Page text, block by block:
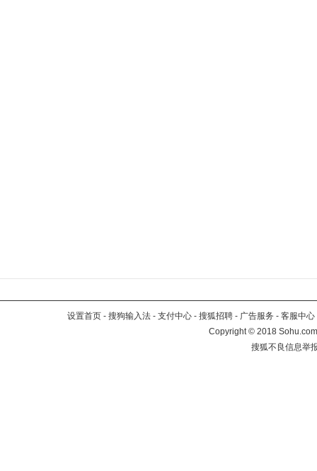
设置首页 - 搜狗输入法 - 支付中心 - 搜狐招聘 - 广告服务 - 客服中心
Copyright©2018
搜狐不良信息举